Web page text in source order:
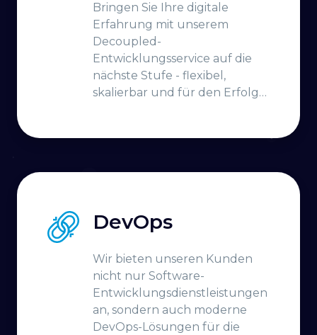
Bringen Sie Ihre digitale
Erfahrung mit unserem
Decoupled-
Entwicklungsservice auf die
nächste Stufe - flexibel,
skalierbar und für den Erfolg
DevOps
Wir bieten unseren Kunden
nicht nur Software-
Entwicklungsdienstleistungen
an, sondern auch moderne
DevOps-Lösungen für die